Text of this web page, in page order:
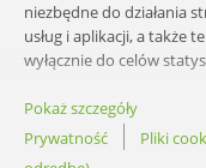
STRONY
niezbędne do działania
usług i aplikacji, a także
wyłącznie do celów
wyświetlania
na które chcesz
danych. W każdej chwili
Pokaż szczegóły
Prywatność
Pliki